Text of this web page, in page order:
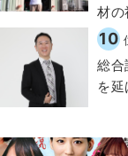
材の
10
総合
を